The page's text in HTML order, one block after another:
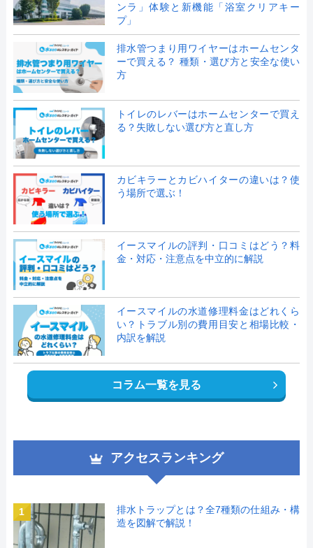
ンラ」体験と新機能「浴室クリアキー
プ」
排水管つまり用ワイヤーはホームセンタ
ーで買える？ 種類・選び方と安全な使い
方
トイレのレバーはホームセンターで買え
る？失敗しない選び方と直し方
カビキラーとカビハイターの違いは？使
う場所で選ぶ！
イースマイルの評判・口コミはどう？料
金・対応・注意点を中立的に解説
イースマイルの水道修理料金はどれくら
い？トラブル別の費用目安と相場比較・
内訳を解説
コラム一覧を見る
アクセスランキング
1
排水トラップとは？全7種類の仕組み・構
造を図解で解説！